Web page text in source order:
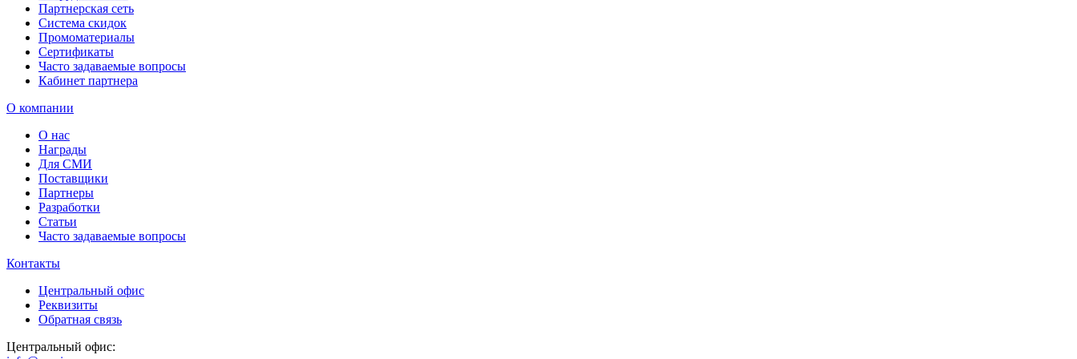
Партнерская сеть
Система скидок
Промоматериалы
Сертификаты
Часто задаваемые вопросы
Кабинет партнера
О компании
О нас
Награды
Для СМИ
Поставщики
Партнеры
Разработки
Статьи
Часто задаваемые вопросы
Контакты
Центральный офис
Реквизиты
Обратная связь
Центральный офис: